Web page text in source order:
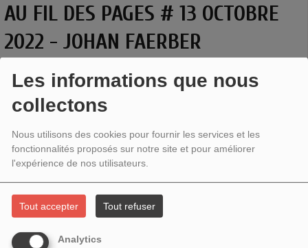
Les informations que nous
collectons
Nous utilisons des cookies pour fournir les services et les
fonctionnalités proposés sur notre site et pour améliorer
l'expérience de nos utilisateurs.
Tout accepter Tout refuser
Analytics
AU FIL DES PAGES # 13 OCTOBRE
2022 - JOHAN FAERBER